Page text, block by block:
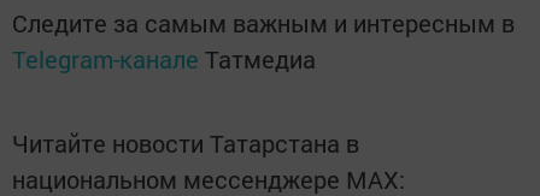
Следите за самым важным и интересным в
Telegram-канале Татмедиа
Читайте новости Татарстана в
национальном мессенджере MАХ: